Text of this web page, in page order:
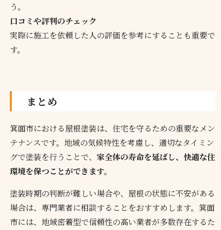
う。
口コミや評判のチェック
実際に施工を依頼した人の評価を参考にすることも重要で
す。
まとめ
箕面市における屋根塗装は、住宅を守るための重要なメン
テナンスです。地域の気候特性を考慮し、適切なタイミン
グで塗装を行うことで、家全体の寿命を延ばし、快適な住
環境を保つことができます。
塗装時期の判断が難しい場合や、屋根の状態に不安がある
場合は、専門業者に相談することをおすすめします。箕面
市には、地域密着型で信頼性の高い業者が多数存在するた